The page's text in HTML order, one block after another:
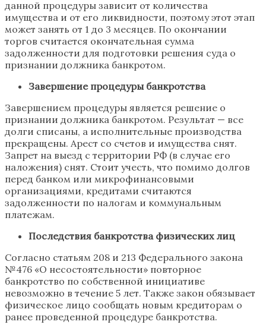
данной процедуры зависит от количества
имущества и от его ликвидности, поэтому этот этап
может занять от 1 до 3 месяцев. По окончании
торгов считается окончательная сумма
задолженности для подготовки решения суда о
признании должника банкротом.
Завершение процедуры банкротства
Завершением процедуры является решение о
признании должника банкротом. Результат — все
долги списаны, а исполнительные производства
прекращены. Арест со счетов и имущества снят.
Запрет на выезд с территории РФ (в случае его
наложения) снят. Стоит учесть, что помимо долгов
перед банком или микрофинансовыми
организациями, кредитами считаются
задолженности по налогам и коммунальным
платежам.
Последствия банкротства физических лиц
Согласно статьям 208 и 213 Федерального закона
№476 «О несостоятельности» повторное
банкротство по собственной инициативе
невозможно в течение 5 лет. Также закон обязывает
физическое лицо сообщать новым кредиторам о
ранее проведенной процедуре банкротства.